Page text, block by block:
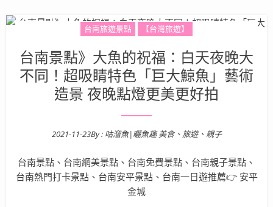
台南旅遊景點 【台灣旅遊】
台南景點》大魚的祝福：白天夜晚大
不同！超吸睛特色「巨大鯨魚」藝術
造景 夜晚點燈更美更好拍
Posted on
2021-11-23By : 咕溜魚|曬魚趣 美食、旅遊、親子
台南景點、台南網美景點、台南免費景點、台南親子景點、
台南熱門打卡景點、台南安平景點、台南一日遊推薦👉 安平
金城